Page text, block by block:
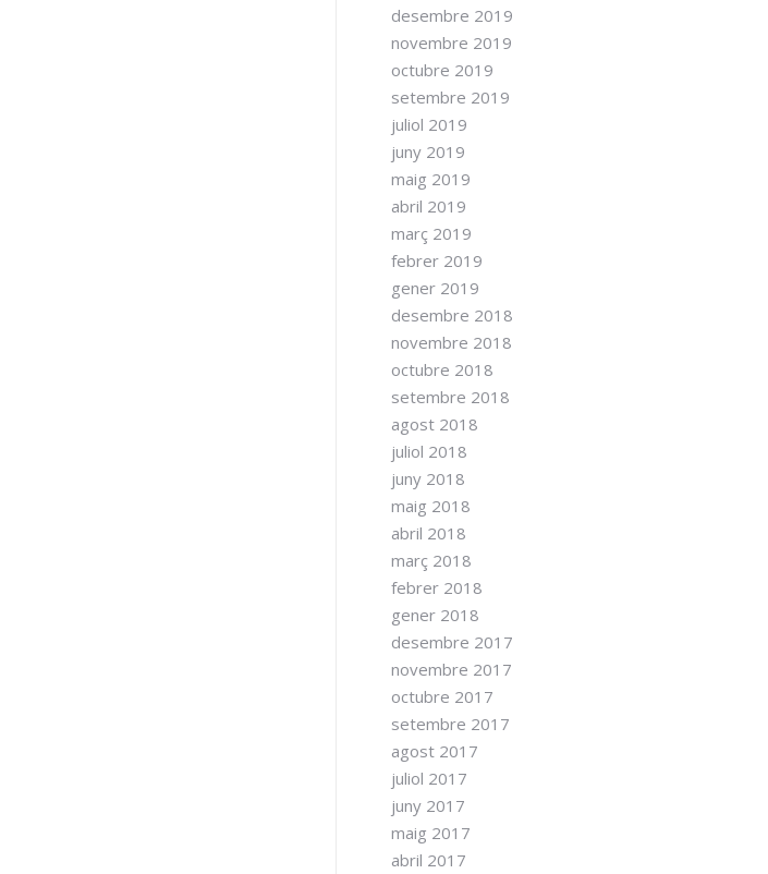
desembre 2019
novembre 2019
octubre 2019
setembre 2019
juliol 2019
juny 2019
maig 2019
abril 2019
març 2019
febrer 2019
gener 2019
desembre 2018
novembre 2018
octubre 2018
setembre 2018
agost 2018
juliol 2018
juny 2018
maig 2018
abril 2018
març 2018
febrer 2018
gener 2018
desembre 2017
novembre 2017
octubre 2017
setembre 2017
agost 2017
juliol 2017
juny 2017
maig 2017
abril 2017